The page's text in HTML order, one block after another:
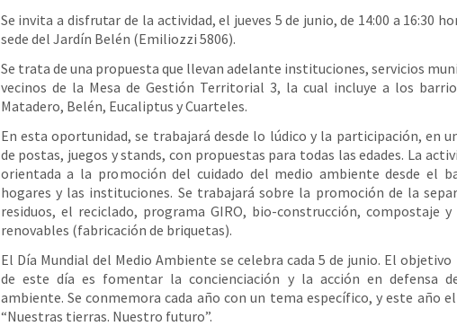
Se invita a disfrutar de la actividad, el jueves 5 de junio, de 14:00 a 16:30
sede del Jardín Belén (Emiliozzi 5806).
Se trata de una propuesta que llevan adelante instituciones, servicios
vecinos de la Mesa de Gestión Territorial 3, la cual incluye a los
Matadero, Belén, Eucaliptus y Cuarteles.
En esta oportunidad, se trabajará desde lo lúdico y la participación, en
de postas, juegos y stands, con propuestas para todas las edades. La
orientada a la promoción del cuidado del medio ambiente desde el
hogares y las instituciones. Se trabajará sobre la promoción de la
residuos, el reciclado, programa GIRO, bio-construcción, compostaje y
renovables (fabricación de briquetas).
El Día Mundial del Medio Ambiente se celebra cada 5 de junio. El
de este día es fomentar la concienciación y la acción en defensa
ambiente. Se conmemora cada año con un tema específico, y este año
“Nuestras tierras. Nuestro futuro”.